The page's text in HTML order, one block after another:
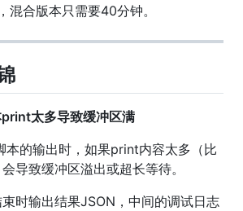
混合版本只需要40分钟。
太多导致缓冲区满
本的输出时，如果print内容太多（比
导致缓冲区溢出或超长等待。
时输出结果JSON，中间的调试日志